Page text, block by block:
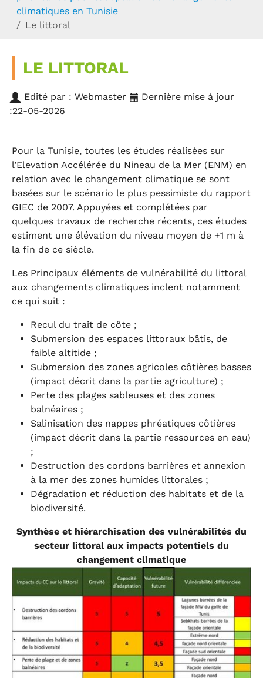
climatiques en Tunisie
Le littoral
LE LITTORAL
Edité par : Webmaster
Dernière mise à jour
:22-05-2026
Pour la Tunisie, toutes les études réalisées sur
l’Elevation Accélérée du Nineau de la Mer (ENM) en
relation avec le changement climatique se sont
basées sur le scénario le plus pessimiste du rapport
GIEC de 2007. Appuyées et complétées par
quelques travaux de recherche récents, ces études
estiment une élévation du niveau moyen de +1 m à
la fin de ce siècle.
Les Principaux éléments de vulnérabilité du littoral
aux changements climatiques inclent notamment
ce qui suit :
Recul du trait de côte ;
Submersion des espaces littoraux bâtis, de
faible altitide ;
Submersion des zones agricoles côtières basses
(impact décrit dans la partie agriculture) ;
Perte des plages sableuses et des zones
balnéaires ;
Salinisation des nappes phréatiques côtières
(impact décrit dans la partie ressources en eau)
;
Destruction des cordons barrières et annexion
à la mer des zones humides littorales ;
Dégradation et réduction des habitats et de la
biodiversité.
Synthèse et hiérarchisation des vulnérabilités du
secteur littoral aux impacts potentiels du
changement climatique